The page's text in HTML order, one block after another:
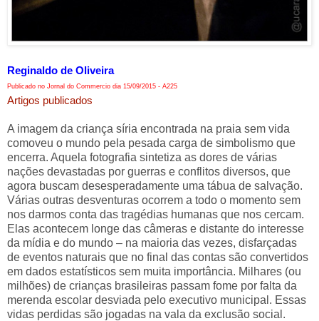
Reginaldo de Oliveira
Publicado no Jornal do Commercio dia 15/09/2015 - A225
Artigos publicados
A imagem da criança síria encontrada na praia sem vida
comoveu o mundo pela pesada carga de simbolismo que
encerra. Aquela fotografia sintetiza as dores de várias
nações devastadas por guerras e conflitos diversos, que
agora buscam desesperadamente uma tábua de salvação.
Várias outras desventuras ocorrem a todo o momento sem
nos darmos conta das tragédias humanas que nos cercam.
Elas acontecem longe das câmeras e distante do interesse
da mídia e do mundo – na maioria das vezes, disfarçadas
de eventos naturais que no final das contas são convertidos
em dados estatísticos sem muita importância. Milhares (ou
milhões) de crianças brasileiras passam fome por falta da
merenda escolar desviada pelo executivo municipal. Essas
vidas perdidas são jogadas na vala da exclusão social.